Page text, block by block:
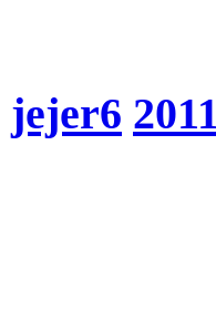
jejer6